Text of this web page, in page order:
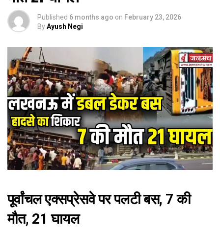
Published 6 months ago on February 23, 2026
ByAyush Negi
पूर्वांचल एक्सप्रेसवे पर पलटी बस, 7 की
मौत, 21 घायल